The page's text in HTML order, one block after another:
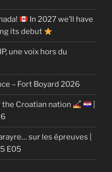
In 2027 we’ll have
its debut
une voix hors du
– Fort Boyard 2026
Croatian nation
sur les épreuves |
E05